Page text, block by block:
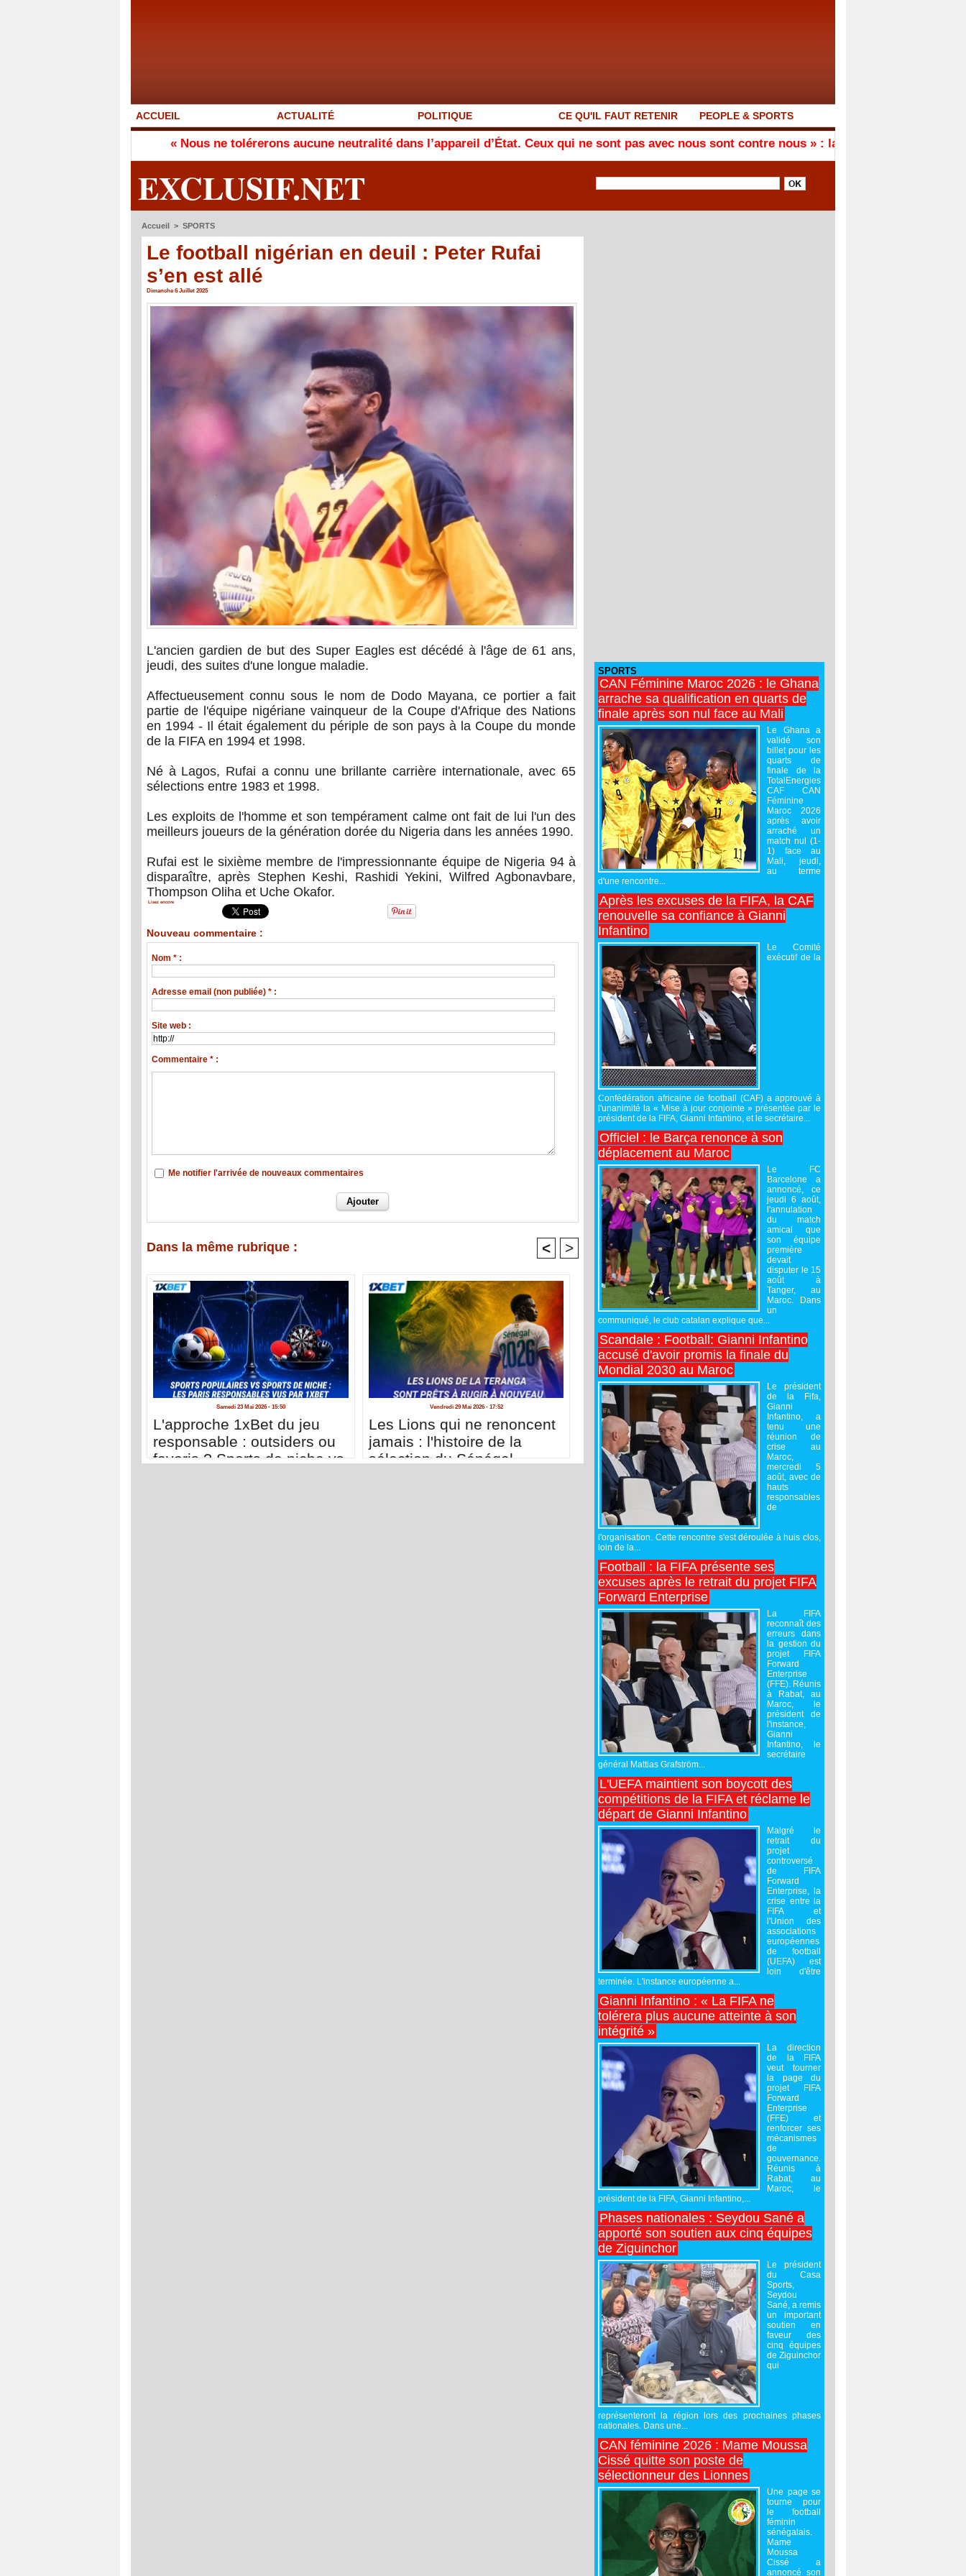
ACCUEIL ACTUALITÉ POLITIQUE CE QU'IL FAUT RETENIR PEOPLE & SPORTS
« Nous ne tolérerons aucune neutralité dans l’appareil d’État. Ceux qui ne sont pas avec nous sont contre nous » : la mise en garde de Kambatouko
EXCLUSIF.NET
Accueil > SPORTS
Le football nigérian en deuil : Peter Rufai
s’en est allé
Dimanche 6 Juillet 2025
L'ancien gardien de but des Super Eagles est décédé à l'âge de 61 ans,
jeudi, des suites d'une longue maladie.
Affectueusement connu sous le nom de Dodo Mayana, ce portier a fait
partie de l'équipe nigériane vainqueur de la Coupe d'Afrique des Nations
en 1994 - Il était également du périple de son pays à la Coupe du monde
de la FIFA en 1994 et 1998.
Né à Lagos, Rufai a connu une brillante carrière internationale, avec 65
sélections entre 1983 et 1998.
Les exploits de l'homme et son tempérament calme ont fait de lui l'un des
meilleurs joueurs de la génération dorée du Nigeria dans les années 1990.
Rufai est le sixième membre de l'impressionnante équipe de Nigeria 94 à
disparaître, après Stephen Keshi, Rashidi Yekini, Wilfred Agbonavbare,
Thompson Oliha et Uche Okafor.
Lisez encore
Nouveau commentaire :
Nom * :
Adresse email (non publiée) * :
Site web :
Commentaire * :
Me notifier l'arrivée de nouveaux commentaires
Dans la même rubrique : < >
Samedi 23 Mai 2026 - 15:50
L'approche 1xBet du jeu
responsable : outsiders ou
favoris ? Sports de niche vs
Vendredi 29 Mai 2026 - 17:52
Les Lions qui ne renoncent
jamais : l'histoire de la
sélection du Sénégal
SPORTS
CAN Féminine Maroc 2026 : le Ghana
arrache sa qualification en quarts de
finale après son nul face au Mali
Le Ghana a
validé son
billet pour les
quarts de
finale de la
TotalEnergies
CAF CAN
Féminine
Maroc 2026
après avoir
arraché un
match nul (1-
1) face au
Mali, jeudi,
au terme
d'une rencontre...
Après les excuses de la FIFA, la CAF
renouvelle sa confiance à Gianni
Infantino
Le Comité
exécutif de la
Confédération africaine de football (CAF) a approuvé à
l'unanimité la « Mise à jour conjointe » présentée par le
président de la FIFA, Gianni Infantino, et le secrétaire...
Officiel : le Barça renonce à son
déplacement au Maroc
Le FC
Barcelone a
annoncé, ce
jeudi 6 août,
l'annulation
du match
amical que
son équipe
première
devait
disputer le 15
août à
Tanger, au
Maroc. Dans
un
communiqué, le club catalan explique que...
Scandale : Football: Gianni Infantino
accusé d'avoir promis la finale du
Mondial 2030 au Maroc
Le président
de la Fifa,
Gianni
Infantino, a
tenu une
réunion de
crise au
Maroc,
mercredi 5
août, avec de
hauts
responsables
de
l'organisation. Cette rencontre s'est déroulée à huis clos,
loin de la...
Football : la FIFA présente ses
excuses après le retrait du projet FIFA
Forward Enterprise
La FIFA
reconnaît des
erreurs dans
la gestion du
projet FIFA
Forward
Enterprise
(FFE). Réunis
à Rabat, au
Maroc, le
président de
l'instance,
Gianni
Infantino, le
secrétaire
général Mattias Grafström...
L'UEFA maintient son boycott des
compétitions de la FIFA et réclame le
départ de Gianni Infantino
Malgré le
retrait du
projet
controversé
de FIFA
Forward
Enterprise, la
crise entre la
FIFA et
l'Union des
associations
européennes
de football
(UEFA) est
loin d'être
terminée. L'instance européenne a...
Gianni Infantino : « La FIFA ne
tolérera plus aucune atteinte à son
intégrité »
La direction
de la FIFA
veut tourner
la page du
projet FIFA
Forward
Enterprise
(FFE) et
renforcer ses
mécanismes
de
gouvernance.
Réunis à
Rabat, au
Maroc, le
président de la FIFA, Gianni Infantino,...
Phases nationales : Seydou Sané a
apporté son soutien aux cinq équipes
de Ziguinchor
Le président
du Casa
Sports,
Seydou
Sané, a remis
un important
soutien en
faveur des
cinq équipes
de Ziguinchor
qui
représenteront la région lors des prochaines phases
nationales. Dans une...
CAN féminine 2026 : Mame Moussa
Cissé quitte son poste de
sélectionneur des Lionnes
Une page se
tourne pour
le football
féminin
sénégalais.
Mame
Moussa
Cissé a
annoncé son